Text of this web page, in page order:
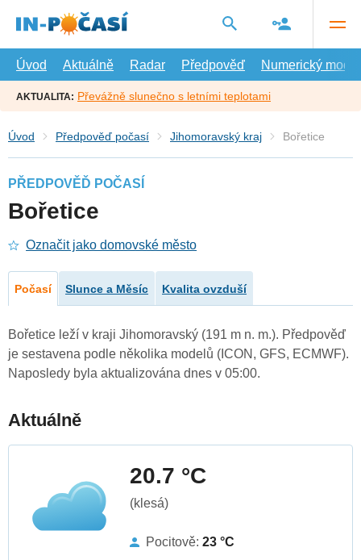
hlavní
Úvod
Aktuálně Radar Předpověď Numerický model
AKTUALITA: Převážně slunečno s letními teplotami
Úvod Předpověď počasí Jihomoravský kraj Bořetice
PŘEDPOVĚĎ POČASÍ
Bořetice
Označit jako domovské město
Počasí Slunce a Měsíc Kvalita ovzduší
Bořetice leží v kraji Jihomoravský (191 m n. m.). Předpověď
je sestavena podle několika modelů (ICON, GFS, ECMWF).
Naposledy byla aktualizována dnes v 05:00.
Aktuálně
20.7 °C
(klesá)
Pocitově: 23 °C